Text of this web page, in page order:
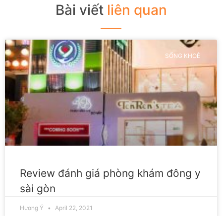
Bài viết liên quan
SỐNG KHOẺ
Review đánh giá phòng khám đông y
sài gòn
Hương Ý April 22, 2021